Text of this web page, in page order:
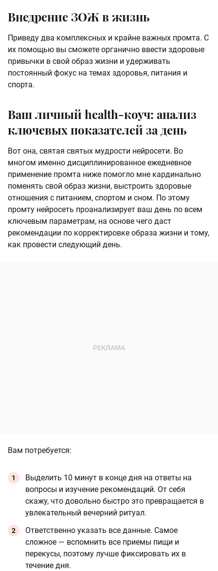
Внедрение ЗОЖ в жизнь
Приведу два комплексных и крайне важных промта. С
их помощью вы сможете органично ввести здоровые
привычки в свой образ жизни и удерживать
постоянный фокус на темах здоровья, питания и
спорта.
Ваш личный health-коуч: анализ
ключевых показателей за день
Вот она, святая святых мудрости нейросети. Во
многом именно дисциплинированное ежедневное
применение промта ниже помогло мне кардинально
поменять свой образ жизни, выстроить здоровые
отношения с питанием, спортом и сном. По этому
промту нейросеть проанализирует ваш день по всем
ключевым параметрам, на основе чего даст
рекомендации по корректировке образа жизни и тому,
как провести следующий день.
Вам потребуется:
Выделить 10 минут в конце дня на ответы на
вопросы и изучение рекомендаций. От себя
скажу, что довольно быстро это превращается в
увлекательный вечерний ритуал.
Ответственно указать все данные. Самое
сложное — вспомнить все приемы пищи и
перекусы, поэтому лучше фиксировать их в
течение дня.